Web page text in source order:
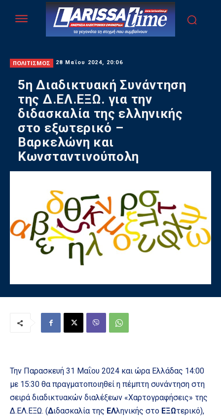
ΠΟΛΙΤΙΣΜΟΣ 28 Μαΐου 2024, 20:06
5η Διαδικτυακή Συνάντηση
της Δ.ΕΛ.ΕΞΩ. για την
διδασκαλία της ελληνικής
στο εξωτερικό –
Βαρκελώνη και
Κωνσταντινούπολη
Την Παρασκευή 31 Μαΐου 2024 και ώρα Ελλάδας 14:00
με 15:30 θα πραγματοποιηθεί η πέμπτη συνάντηση στη
σειρά διαδικτυακών διαλέξεων «Χαρτογραφήσεις» της
Δ.ΕΛ.ΕΞΩ. (Διδασκαλία της ΕΛληνικής στο ΕΞΩτερικό),